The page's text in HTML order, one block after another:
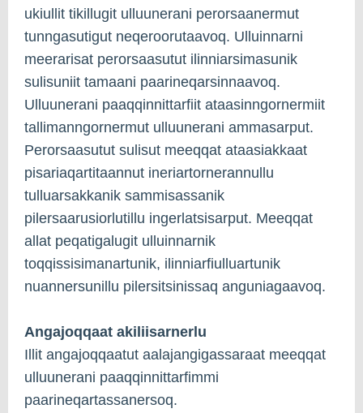
ukiullit tikillugit ulluunerani perorsaanermut
tunngasutigut neqeroorutaavoq. Ulluinnarni
meerarisat perorsaasutut ilinniarsimasunik
sulisuniit tamaani paarineqarsinnaavoq.
Ulluunerani paaqqinnittarfiit ataasinngornermiit
tallimanngornermut ulluunerani ammasarput.
Perorsaasutut sulisut meeqqat ataasiakkaat
pisariaqartitaannut ineriartornerannullu
tulluarsakkanik sammisassanik
pilersaarusiorlutillu ingerlatsisarput. Meeqqat
allat peqatigalugit ulluinnarnik
toqqissisimanartunik, ilinniarfiulluartunik
nuannersunillu pilersitsinissaq anguniagaavoq.
Angajoqqaat akiliisarnerlu
Illit angajoqqaatut aalajangigassaraat meeqqat
ulluunerani paaqqinnittarfimmi
paarineqartassanersoq.